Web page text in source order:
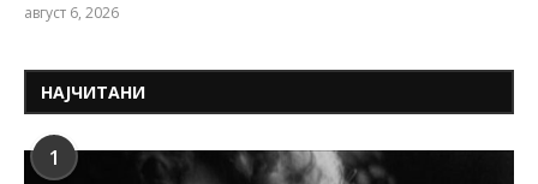
август 6, 2026
НАЈЧИТАНИ
1